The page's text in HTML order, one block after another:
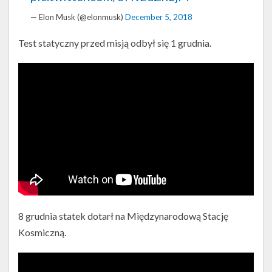
— Elon Musk (@elonmusk) December 5, 2018
Test statyczny przed misją odbył się 1 grudnia.
8 grudnia statek dotarł na Międzynarodową Stację
Kosmiczną.